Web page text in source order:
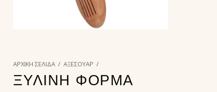
ΑΡΧΙΚΉ ΣΕΛΊΔΑ / ΑΞΕΣΟΥΑΡ /
ΞΥΛΙΝΗ ΦΟΡΜΑ